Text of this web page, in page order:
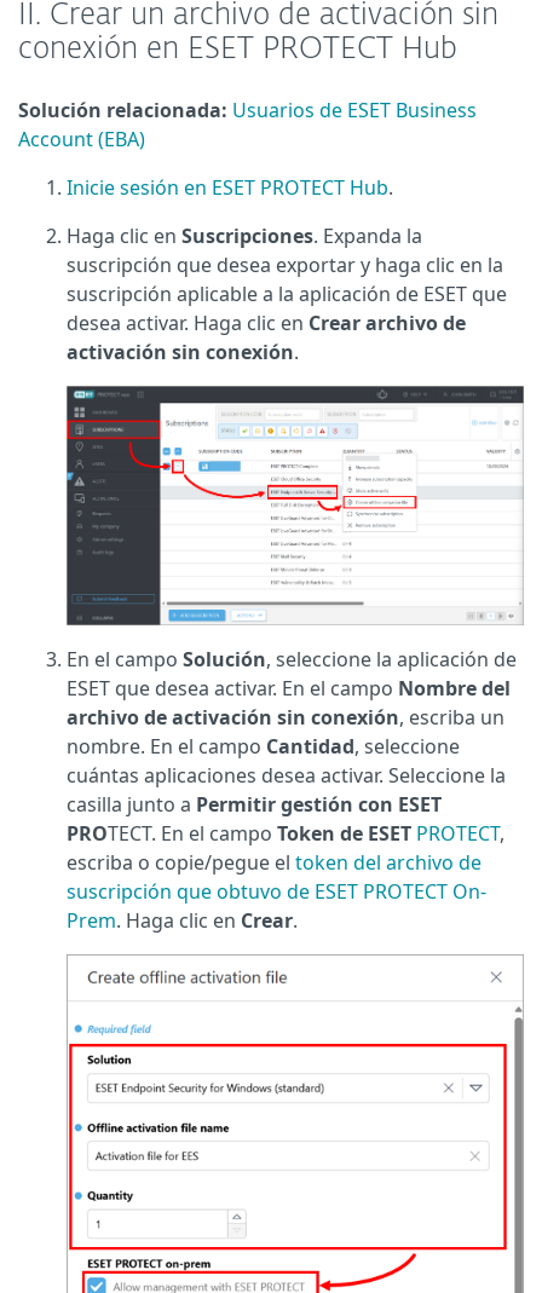
II. Crear un archivo de activación sin
conexión en ESET PROTECT Hub
Solución relacionada: Usuarios de ESET Business
Account (EBA)
Inicie sesión en ESET PROTECT Hub.
Haga clic en Suscripciones. Expanda la
suscripción que desea exportar y haga clic en la
suscripción aplicable a la aplicación de ESET que
desea activar. Haga clic en Crear archivo de
activación sin conexión.
En el campo Solución, seleccione la aplicación de
ESET que desea activar. En el campo Nombre del
archivo de activación sin conexión, escriba un
nombre. En el campo Cantidad, seleccione
cuántas aplicaciones desea activar. Seleccione la
casilla junto a Permitir gestión con ESET
PROTECT. En el campo Token de ESET PROTECT,
escriba o copie/pegue el token del archivo de
suscripción que obtuvo de ESET PROTECT On-
Prem. Haga clic en Crear.